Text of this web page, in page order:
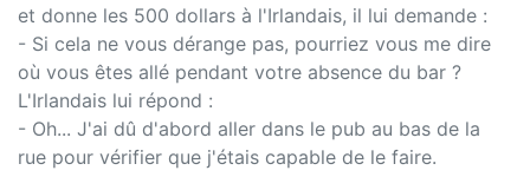
et donne les 500 dollars à l'Irlandais, il lui demande :
- Si cela ne vous dérange pas, pourriez vous me dire
où vous êtes allé pendant votre absence du bar ?
L'Irlandais lui répond :
- Oh... J'ai dû d'abord aller dans le pub au bas de la
rue pour vérifier que j'étais capable de le faire.